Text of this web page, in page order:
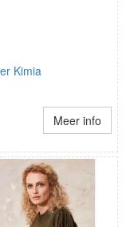
Kimia
Meer info